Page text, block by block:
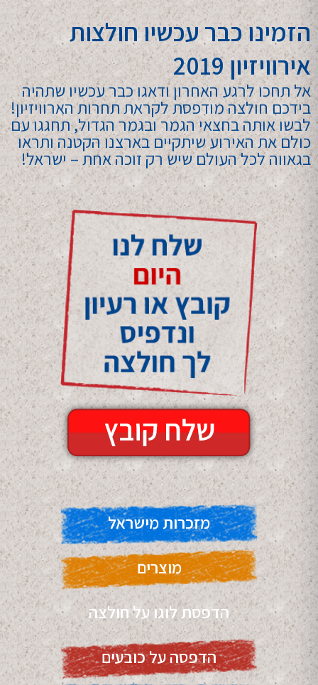
הזמינו כבר עכשיו חולצות
אירוויזיון 2019
אל תחכו לרגע האחרון ודאגו כבר עכשיו שתהיה
בידכם חולצה מודפסת לקראת תחרות הארוויזיון!
לבשו אותה בחצאי הגמר ובגמר הגדול, תחגגו עם
כולם את האירוע שיתקיים בארצנו הקטנה ותראו
בגאווה לכל העולם שיש רק זוכה אחת – ישראל!
מזכרות מישראל
מוצרים
הדפסת לוגו על חולצה
הדפסה על כובעים